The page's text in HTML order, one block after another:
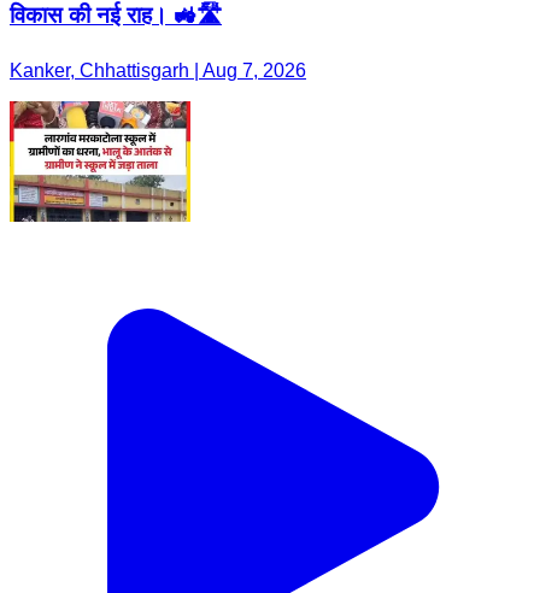
विकास की नई राह। 🚜🛣️
Kanker, Chhattisgarh | Aug 7, 2026